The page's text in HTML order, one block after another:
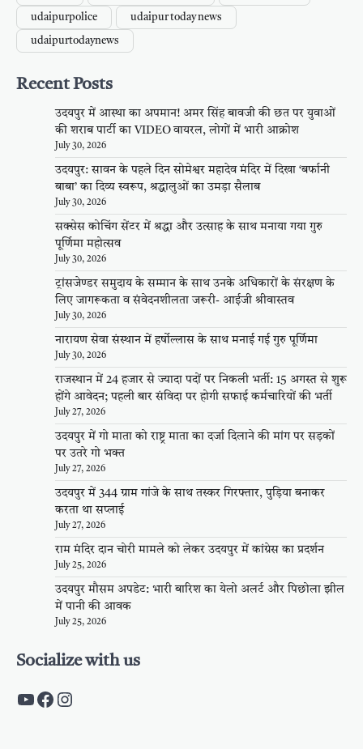
udaipurpolice udaipur today news
udaipurtodaynews
Recent Posts
उदयपुर में आस्था का अपमान! अमर सिंह बावजी की छत पर युवाओं
की शराब पार्टी का VIDEO वायरल, लोगों में भारी आक्रोश
July 30, 2026
उदयपुर: सावन के पहले दिन सोमेश्वर महादेव मंदिर में दिखा ‘बर्फानी
बाबा’ का दिव्य स्वरूप, श्रद्धालुओं का उमड़ा सैलाब
July 30, 2026
सक्सेस कोचिंग सेंटर में श्रद्धा और उत्साह के साथ मनाया गया गुरु
पूर्णिमा महोत्सव
July 30, 2026
ट्रांसजेण्डर समुदाय के सम्मान के साथ उनके अधिकारों के संरक्षण के
लिए जागरूकता व संवेदनशीलता जरूरी- आईजी श्रीवास्तव
July 30, 2026
नारायण सेवा संस्थान में हर्षोल्लास के साथ मनाई गई गुरु पूर्णिमा
July 30, 2026
राजस्थान में 24 हजार से ज्यादा पदों पर निकली भर्ती: 15 अगस्त से शुरू
होंगे आवेदन; पहली बार संविदा पर होगी सफाई कर्मचारियों की भर्ती
July 27, 2026
उदयपुर में गो माता को राष्ट्र माता का दर्जा दिलाने की मांग पर सड़कों
पर उतरे गो भक्त
July 27, 2026
उदयपुर में 344 ग्राम गांजे के साथ तस्कर गिरफ्तार, पुड़िया बनाकर
करता था सप्लाई
July 27, 2026
राम मंदिर दान चोरी मामले को लेकर उदयपुर में कांग्रेस का प्रदर्शन
July 25, 2026
उदयपुर मौसम अपडेट: भारी बारिश का येलो अलर्ट और पिछोला झील
में पानी की आवक
July 25, 2026
Socialize with us
https://www.youtube.com/c/
https://www.facebook.com/
Instagram